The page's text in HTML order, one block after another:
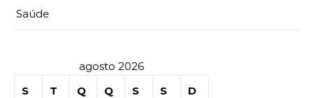
Saúde
agosto 2026
S
T Q Q S S D